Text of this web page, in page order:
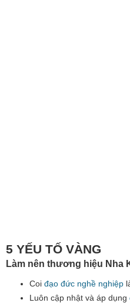
5 YẾU TỐ VÀNG
Làm nên thương hiệu Nha
Coi đạo đức nghề nghiệp
Luôn cập nhật và áp dụng